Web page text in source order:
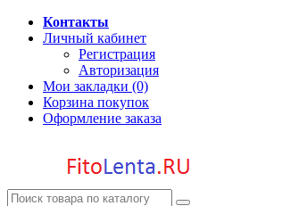
Контакты
Личный кабинет
Регистрация
Авторизация
Мои закладки (0)
Корзина покупок
Оформление заказа